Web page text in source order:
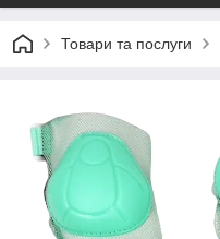
Товари та послуги